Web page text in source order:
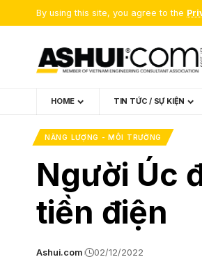
By using this site, you agree to the
HOME TIN TỨC / SỰ KIỆN
NĂNG LƯỢNG - MÔI TRƯỜNG
Người Úc
tiền điện
Ashui.com 02/12/2022